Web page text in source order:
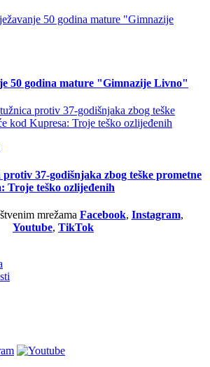
50 godina mature "Gimnazije Livno"
37-godišnjaka zbog teške prometne
Troje teško ozlijeđenih
mrežama Facebook, Instagram,
Youtube, TikTok